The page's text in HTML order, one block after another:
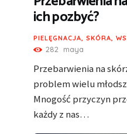
ich pozbyć?
PIELĘGNACJA SKÓRA
282
maya
Przebarwienia na
problem wielu
Mnogość przyczyn
każdy z nas…